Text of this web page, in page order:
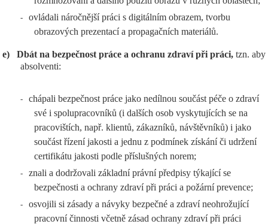
-
ovládali náročnější práci s digitálním obrazem, tvorbu
obrazových prezentací a propagačních materiálů.
e) Dbát na bezpečnost práce a ochranu zdraví při práci, tzn. aby
absolventi:
-
chápali bezpečnost práce jako nedílnou součást péče o zdraví
své i spolupracovníků (i dalších osob vyskytujících se na
pracovištích, např. klientů, zákazníků, návštěvníků) i jako
součást řízení jakosti a jednu z podmínek získání či udržení
certifikátu jakosti podle příslušných norem;
-
znali a dodržovali základní právní předpisy týkající se
bezpečnosti a ochrany zdraví při práci a požární prevence;
-
osvojili si zásady a návyky bezpečné a zdraví neohrožující
pracovní činnosti včetně zásad ochrany zdraví při práci